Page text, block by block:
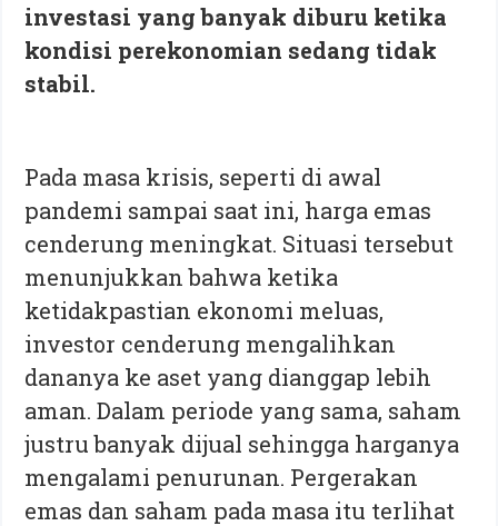
investasi yang banyak diburu ketika
kondisi perekonomian sedang tidak
stabil.
Pada masa krisis, seperti di awal
pandemi sampai saat ini, harga emas
cenderung meningkat. Situasi tersebut
menunjukkan bahwa ketika
ketidakpastian ekonomi meluas,
investor cenderung mengalihkan
dananya ke aset yang dianggap lebih
aman. Dalam periode yang sama, saham
justru banyak dijual sehingga harganya
mengalami penurunan. Pergerakan
emas dan saham pada masa itu terlihat